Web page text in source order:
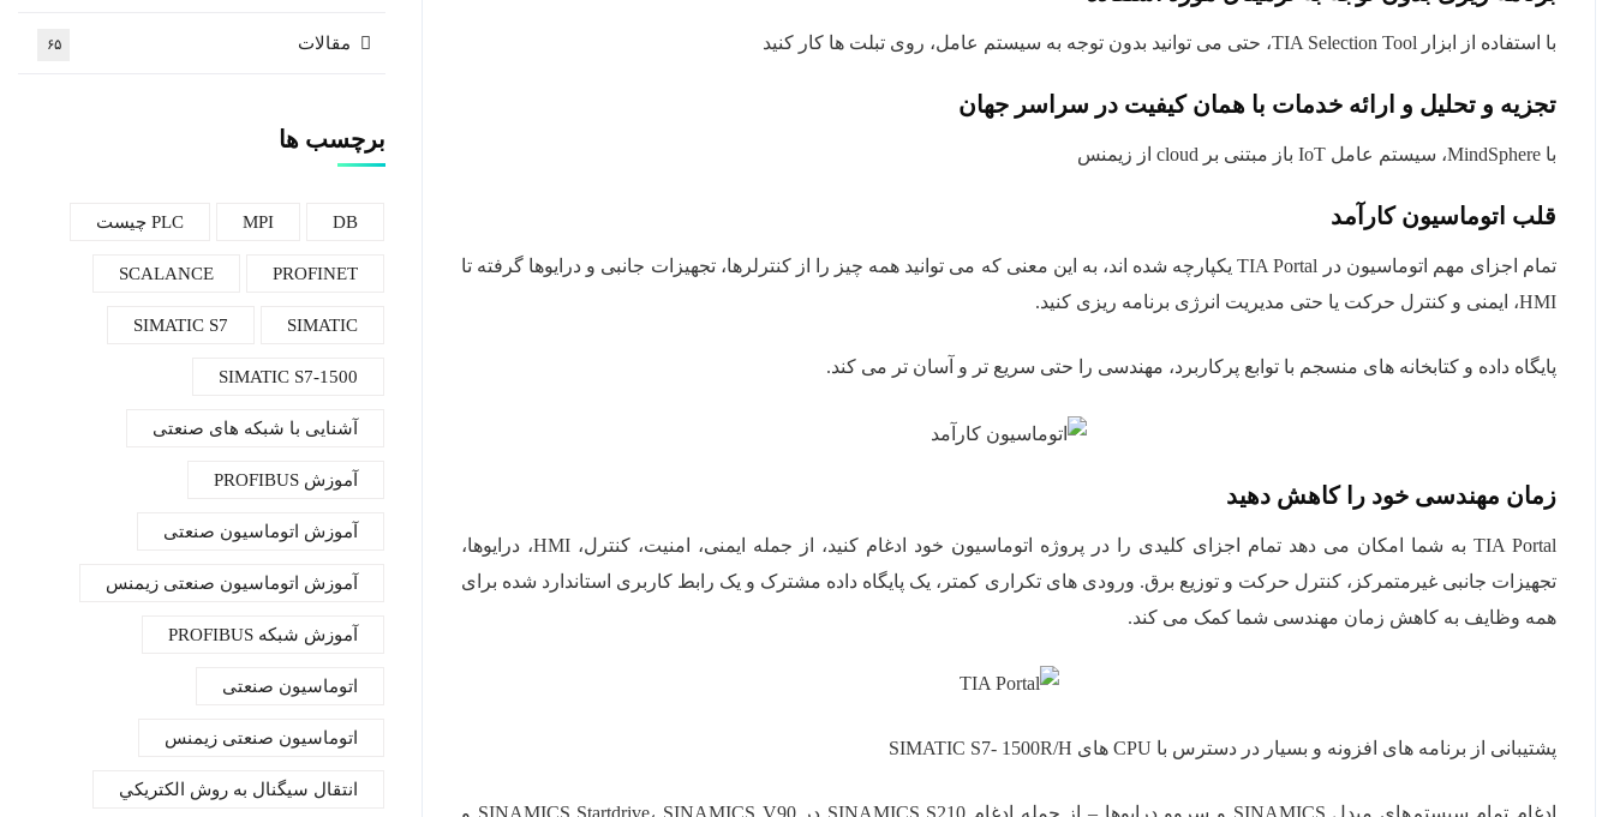
با استفاده از ابزار TIA Selection Tool، حتی می توانید بدون توجه به سیستم عامل، روی تبلت ها کار کنید
تجزیه و تحلیل و ارائه خدمات با همان کیفیت در سراسر جهان
با MindSphere، سیستم عامل IoT باز مبتنی بر cloud از زیمنس
قلب اتوماسیون کارآمد
تمام اجزای مهم اتوماسیون در TIA Portal یکپارچه شده اند، به این معنی که می توانید همه چیز را از کنترلرها، تجهیزات جانبی و درایوها گرفته تا
HMI، ایمنی و کنترل حرکت یا حتی مدیریت انرژی برنامه ریزی کنید.
پایگاه داده و کتابخانه های منسجم با توابع پرکاربرد، مهندسی را حتی سریع تر و آسان تر می کند.
زمان مهندسی خود را کاهش دهید
TIA Portal به شما امکان می دهد تمام اجزای کلیدی را در پروژه اتوماسیون خود ادغام کنید، از جمله ایمنی، امنیت، کنترل، HMI، درایوها،
تجهیزات جانبی غیرمتمرکز، کنترل حرکت و توزیع برق. ورودی های تکراری کمتر، یک پایگاه داده مشترک و یک رابط کاربری استاندارد شده برای
همه وظایف به کاهش زمان مهندسی شما کمک می کند.
پشتیبانی از برنامه های افزونه و بسیار در دسترس با SIMATIC S7- 1500R/H
ادغام تمام سیستم‌های مبدل و سروو درایوها
– از جمله ادغام SINAMICS S210 در SINAMICS Startdrive، SINAMICS V90 و
مقالات ۶۵
برچسب ها
DB
MPI PLC چیست
PROFINET
SCALANCE
SIMATIC
SIMATIC S7
SIMATIC S7-1500
آشنایی با شبکه های صنعتی
آموزش PROFIBUS
آموزش اتوماسیون صنعتی
آموزش اتوماسیون صنعتی زیمنس
آموزش شبكه‌ PROFIBUS
اتوماسیون صنعتی
اتوماسیون صنعتی زیمنس
انتقال سيگنال به روش الكتريكي